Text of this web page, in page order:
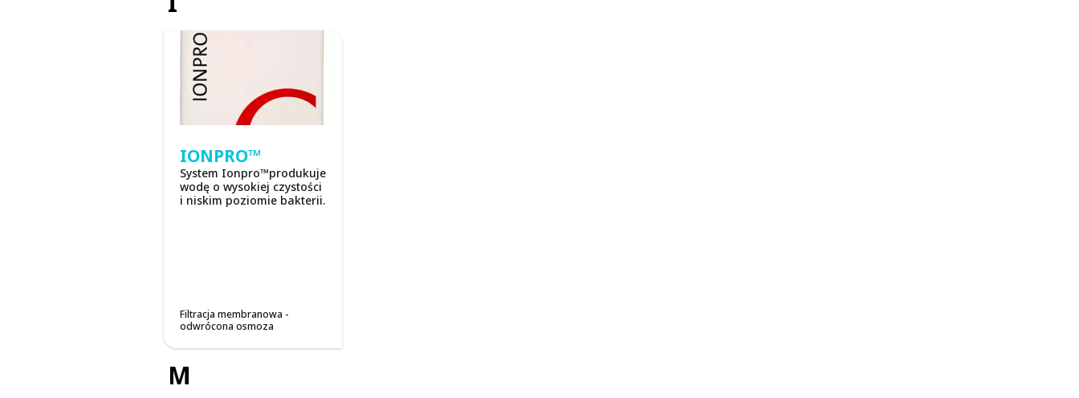
IONPRO™
System Ionpro™produkuje
wodę o wysokiej czystości
i niskim poziomie bakterii.
Filtracja membranowa -
odwrócona osmoza
M